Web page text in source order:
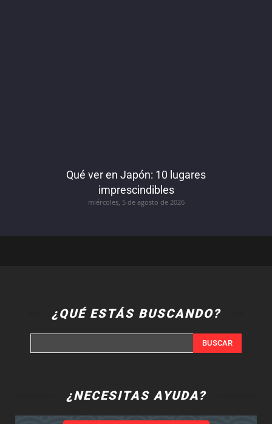
Qué ver en Japón: 10 lugares
imprescindibles
miércoles, 5 de agosto de 2026
¿QUÉ ESTÁS BUSCANDO?
BUSCAR
¿NECESITAS AYUDA?